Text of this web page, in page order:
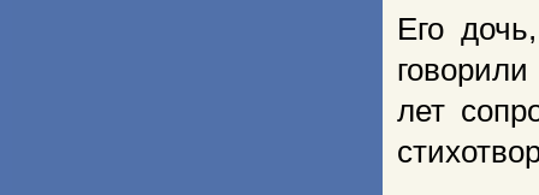
Его
лет